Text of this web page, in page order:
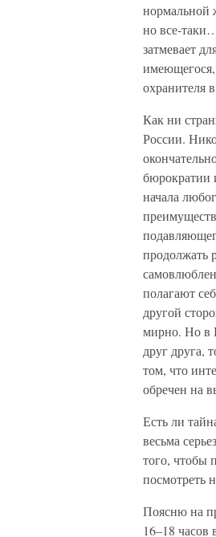
нормальной
но все-
затмевает
имеющегося,
охранителя
Как ни
России.
бюрократии
начала
продолжать
полагают
другой
мирно. Но в
друг друга,
том, что
обречен на
Есть ли
весьма
того, чтобы
посмотреть
Поясню на
16–18